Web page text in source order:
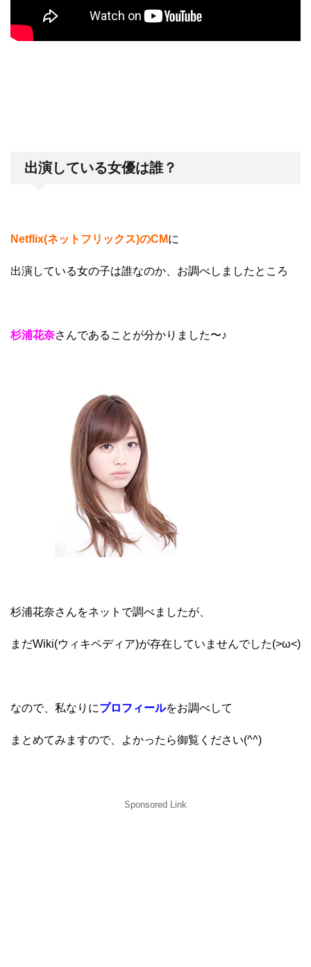
出演している女優は誰？
Netflix(ネットフリックス)のCMに
出演している女の子は誰なのか、お調べしましたところ
杉浦花奈さんであることが分かりました〜♪
杉浦花奈さんをネットで調べましたが、
まだWiki(ウィキペディア)が存在していませんでした(>ω<)
なので、私なりにプロフィールをお調べして
まとめてみますので、よかったら御覧ください(^^)
Sponsored Link